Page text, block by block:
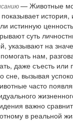
— Животные
истинную
суть
указывают на
нам,
даже съесть или
сне, вызывая
часто
важно
в реальной